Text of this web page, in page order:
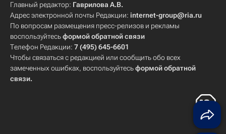
Главный редактор: Гаврилова А.В.
Адрес электронной почты Редакции: internet-group@ria.ru
По вопросам размещения пресс-релизов и рекламы
воспользуйтесьформой обратной связи
Телефон Редакции: 7 (495) 645-6601
Чтобы связаться с редакцией или сообщить обо всех
замеченных ошибках, воспользуйтесьформой обратной
связи.